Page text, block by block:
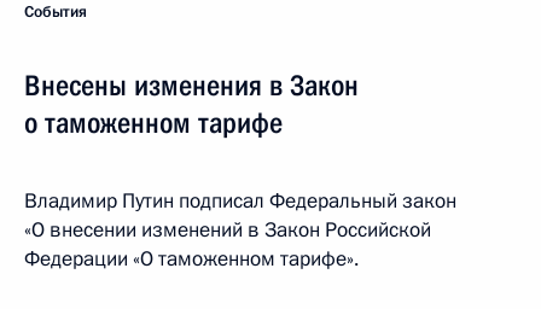
События
Внесены изменения в Закон
о таможенном тарифе
Владимир Путин подписал Федеральный закон
«О внесении изменений в Закон Российской
Федерации «О таможенном тарифе».